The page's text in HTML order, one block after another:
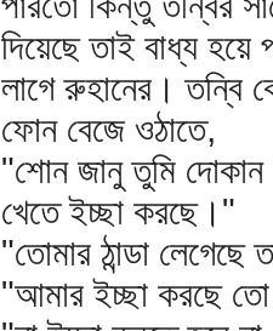
দিয়েছে তাই বাধ্য
লাগে রুহানের। তন্বি
ফোন বেজে ওঠাতে,
"শোন জানু তুমি
খেতে ইচ্ছা করছে।"
"তোমার ঠান্ডা
"আমার ইচ্ছা করছে